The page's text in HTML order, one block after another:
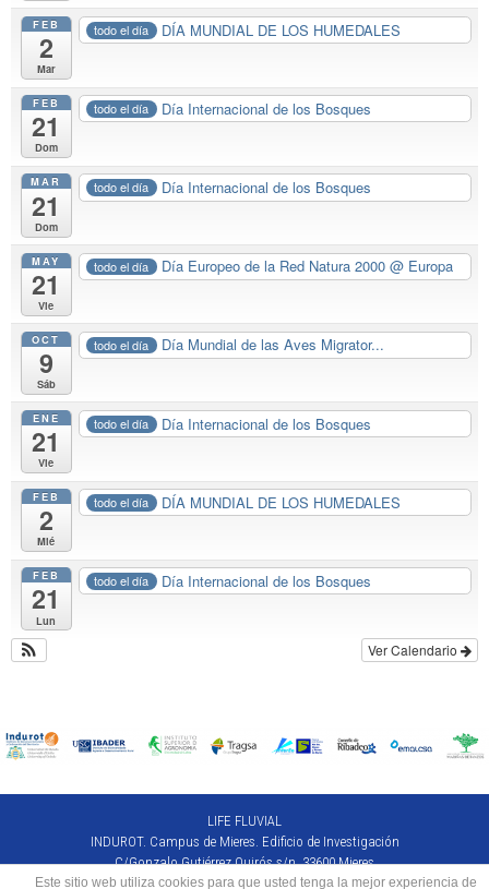
FEB
2
Mar
todo el día DÍA MUNDIAL DE LOS HUMEDALES
FEB
21
Dom
todo el día Día Internacional de los Bosques
MAR
21
Dom
todo el día Día Internacional de los Bosques
MAY
21
Vie
todo el día Día Europeo de la Red Natura 2000@ Europa
OCT
9
Sáb
todo el día Día Mundial de las Aves Migrator...
ENE
21
Vie
todo el día Día Internacional de los Bosques
FEB
2
Mié
todo el día DÍA MUNDIAL DE LOS HUMEDALES
FEB
21
Lun
todo el día Día Internacional de los Bosques
Ver Calendario
LIFE FLUVIAL
INDUROT. Campus de Mieres. Edificio de Investigación
C/Gonzalo Gutiérrez Quirós s/n, 33600 Mieres
(+34) 985 45 81 18 · lifefluvial@uniovi.es
Este sitio web utiliza cookies para que usted tenga la mejor experiencia de